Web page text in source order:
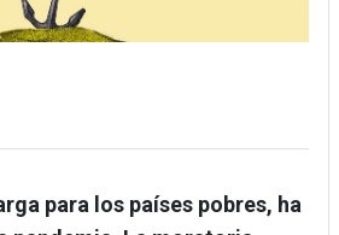
para los países pobres, ha